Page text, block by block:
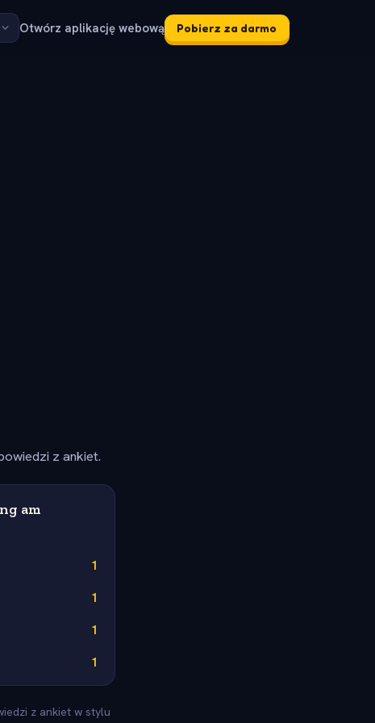
Otwórz aplikację webową Pobierz za darmo
z ankiet.
am
1
1
1
1
z ankiet w stylu